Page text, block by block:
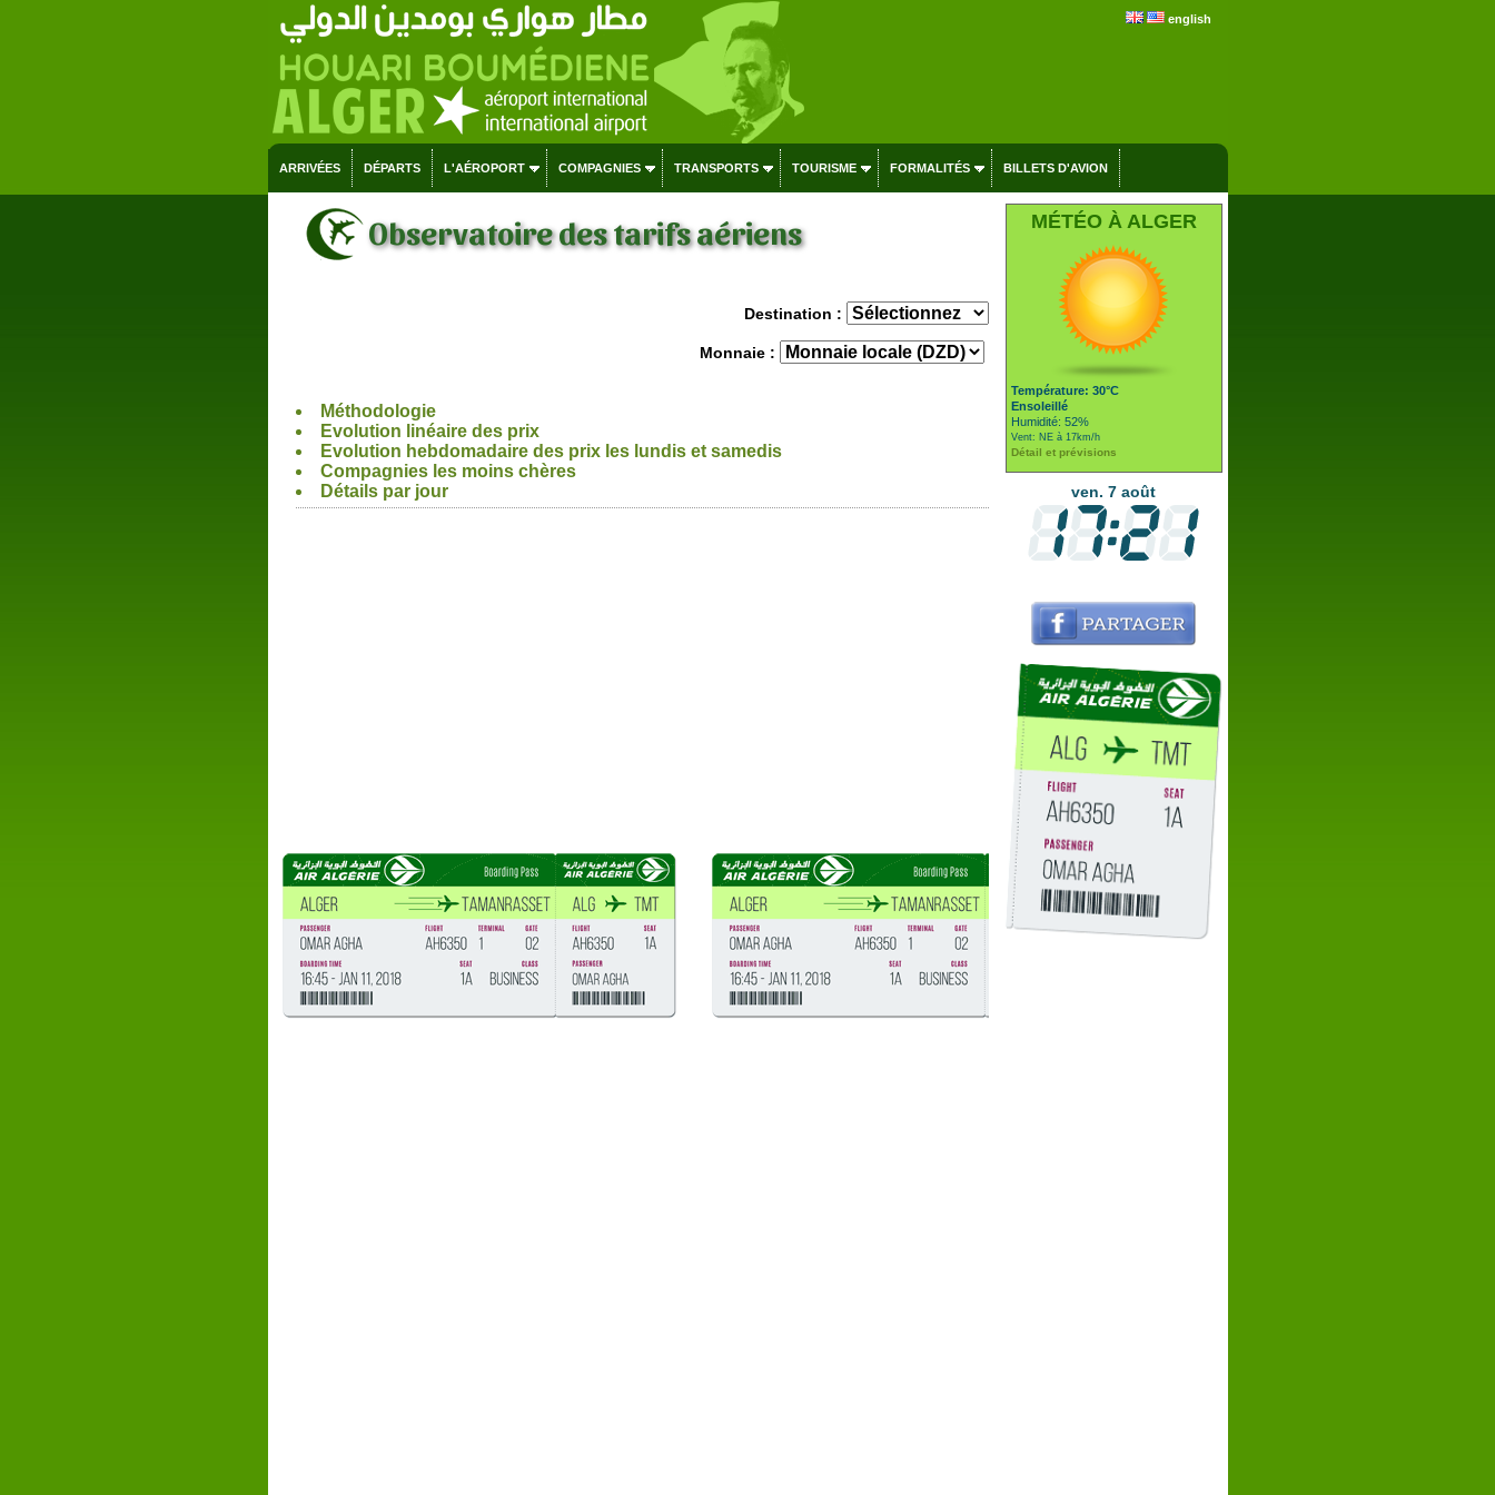
english
ARRIVÉES DÉPARTS L'AÉROPORT COMPAGNIES TRANSPORTS TOURISME FORMALITÉS BILLETS D'AVION
Observatoire des tarifs aériens
Destination :
Monnaie :
Méthodologie
Evolution linéaire des prix
Evolution hebdomadaire des prix les lundis et samedis
Compagnies les moins chères
Détails par jour
MÉTÉO À ALGER
Température: 30°C
Ensoleillé
Humidité: 52%
Vent: NE à 17km/h
Détail et prévisions
ven. 7 août